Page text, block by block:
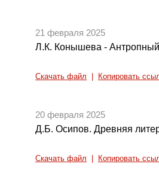
21 февраля 2025
Л.К. Конышева -
Скачать файл Копировать
20 февраля 2025
Д.Б. Осипов. Древняя
Скачать файл Копировать